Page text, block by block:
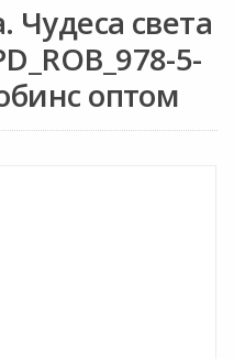
Чудеса света
5-
оптом